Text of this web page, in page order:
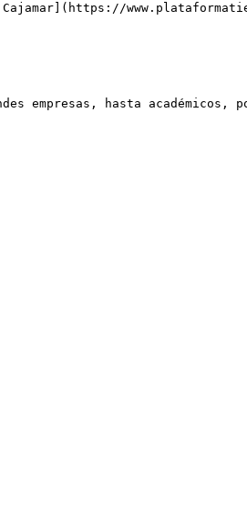
empresas, hasta